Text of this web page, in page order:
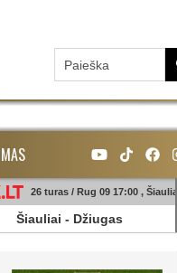
26 turas / Rug 09 17:00 , Šiauliai
Šiauliai - Džiugas